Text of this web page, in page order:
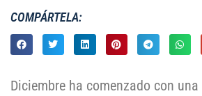
COMPÁRTELA:
Diciembre ha comenzado con